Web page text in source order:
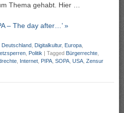
Thema gehabt. Hier …
– The day after…’ »
Deutschland Digitalkultur, Europa
Politik | Tagged Bürgerrechte
Internet PIPA SOPA USA Zensur